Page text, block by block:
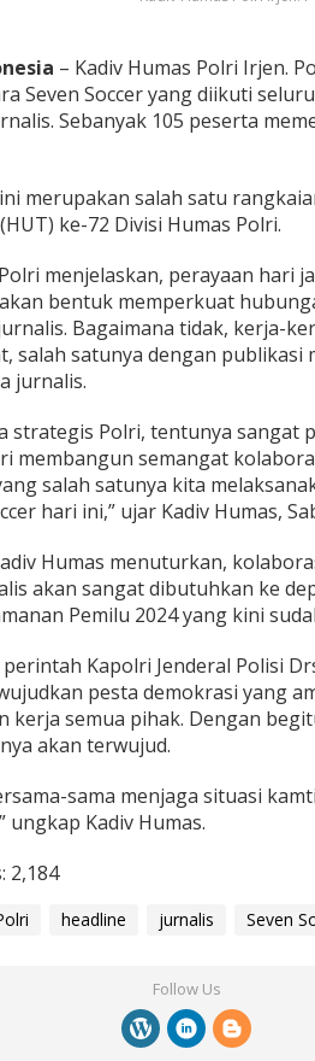
– Kadiv Humas Polri Irjen.
Seven Soccer yang diikuti
Sebanyak 105 peserta
merupakan salah satu
ke-72 Divisi Humas Polri.
menjelaskan, perayaan hari
bentuk memperkuat
Bagaimana tidak, kerja-
salah satunya dengan publikasi
jurnalis.
strategis Polri, tentunya sangat
membangun semangat
salah satunya kita
hari ini,” ujar Kadiv Humas,
Humas menuturkan,
akan sangat dibutuhkan ke
Pemilu 2024 yang kini
Kapolri Jenderal Polisi
pesta demokrasi yang
kerja semua pihak. Dengan
akan terwujud.
sama menjaga situasi
ungkap Kadiv Humas.
2,184
headline jurnalis Seven
Follow Us